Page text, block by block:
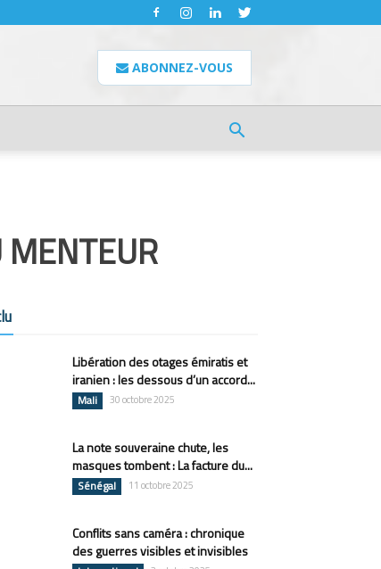
ABONNEZ-VOUS
MENTEUR
Libération des otages émiratis et
iranien : les dessous d’un accord...
Mali 30 octobre 2025
La note souveraine chute, les
masques tombent : La facture du...
Sénégal 11 octobre 2025
Conflits sans caméra : chronique
des guerres visibles et invisibles